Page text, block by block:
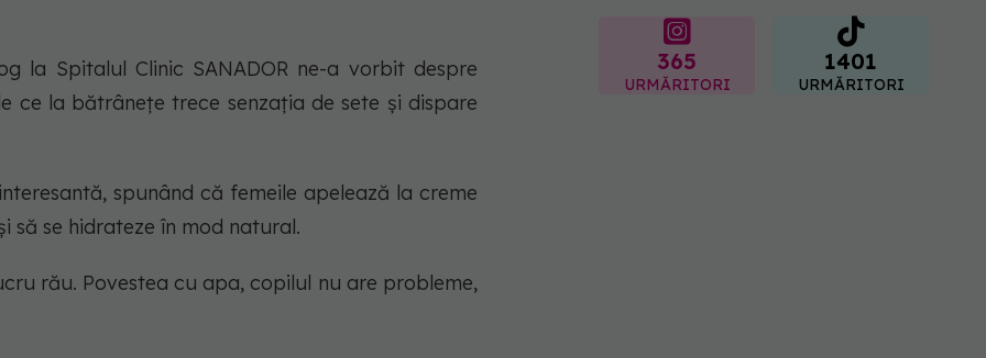
la Spitalul Clinic SANADOR ne-a vorbit despre
ce la bătrânețe trece senzația de sete și dispare
spunând că femeile apelează la creme
să se hidrateze în mod natural.
rău. Povestea cu apa, copilul nu are probleme,
365
URMĂRITORI
1401
URMĂRITORI